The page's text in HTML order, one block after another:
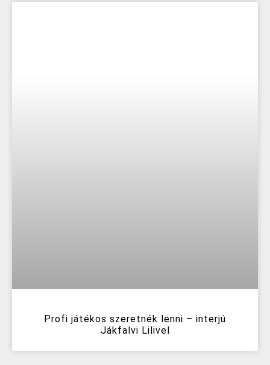
Profi játékos szeretnék lenni – interjú
Jákfalvi Lilivel